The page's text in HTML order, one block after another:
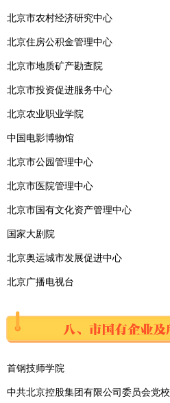
北京市农村经济研究中心
北京住房公积金管理中心
北京市地质矿产勘查院
北京市投资促进服务中心
北京农业职业学院
中国电影博物馆
北京市公园管理中心
北京市医院管理中心
北京市国有文化资产管理中心
国家大剧院
北京奥运城市发展促进中心
北京广播电视台
首钢技师学院
中共北京控股集团有限公司委员会党校